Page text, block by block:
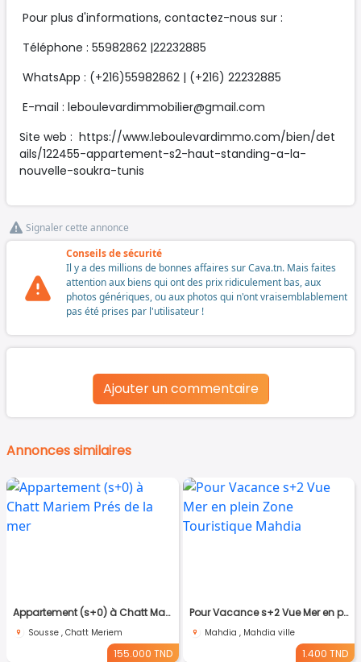
Pour plus d'informations, contactez-nous sur :
Téléphone : 55982862 |22232885
WhatsApp : (+216)55982862 | (+216) 22232885
E-mail : leboulevardimmobilier@gmail.com
Site web : https://www.leboulevardimmo.com/bien/det
ails/122455-appartement-s2-haut-standing-a-la-
nouvelle-soukra-tunis
Signaler cette annonce
Conseils de sécurité
Il y a des millions de bonnes affaires sur Cava.tn. Mais faites
attention aux biens qui ont des prix ridiculement bas, aux
photos génériques, ou aux photos qui n'ont vraisemblablement
pas été prises par l'utilisateur !
Ajouter un commentaire
Annonces similaires
Appartement (s+0) à Chatt Mariem Prés de la mer
Sousse , Chatt Meriem
155.000 TND
Pour Vacance s+2 Vue Mer en plein Zone Touristique Mahdia
Mahdia , Mahdia ville
1.400 TND